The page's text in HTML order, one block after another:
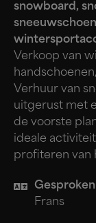
snowboard,
Verkoop van
Verhuur van
uitgerust met
de voorste
ideale
profiteren van
Frans